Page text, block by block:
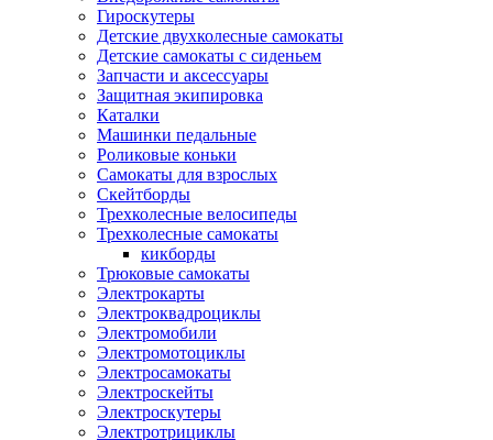
Гироскутеры
Детские двухколесные самокаты
Детские самокаты с сиденьем
Запчасти и аксессуары
Защитная экипировка
Каталки
Машинки педальные
Роликовые коньки
Самокаты для взрослых
Скейтборды
Трехколесные велосипеды
Трехколесные самокаты
кикборды
Трюковые самокаты
Электрокарты
Электроквадроциклы
Электромобили
Электромотоциклы
Электросамокаты
Электроскейты
Электроскутеры
Электротрициклы